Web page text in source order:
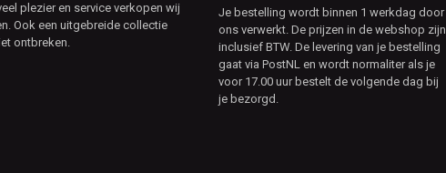
plezier en service verkopen wij
Ook een uitgebreide collectie
ontbreken.
Je bestelling wordt binnen 1 werkdag door
ons verwerkt. De prijzen in de webshop zijn
inclusief BTW. De levering van je bestelling
gaat via PostNL en wordt normaliter als je
voor 17.00 uur bestelt de volgende dag bij
je bezorgd.